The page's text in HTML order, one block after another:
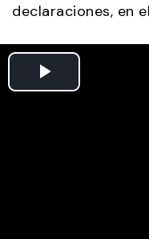
declaraciones, en